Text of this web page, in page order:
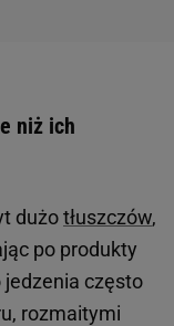
niż ich
dużotłuszczów,
po produkty
często
rozmaitymi